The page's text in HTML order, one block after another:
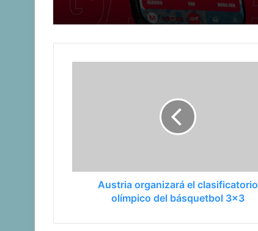
Austria organizará el clasificatorio
olímpico del básquetbol 3x3